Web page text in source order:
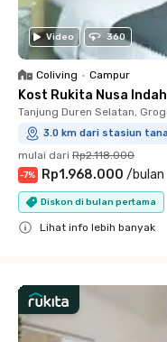
Video 360
Coliving • Campur
Kost Rukita Nusa
Tanjung Duren Selatan,
3.0 km dari stasiun
mulai dari Rp2.118.000
-7% Rp1.968.000 /bulan
Diskon di bulan pertama
Lihat info lebih banyak